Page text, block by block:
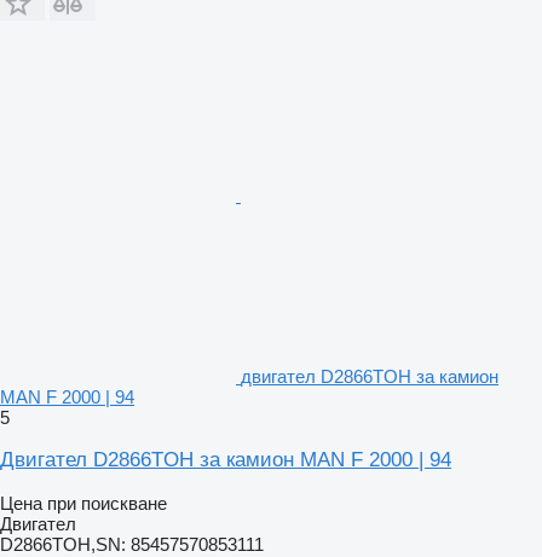
двигател D2866TOH за камион
MAN F 2000 | 94
5
Двигател D2866TOH за камион MAN F 2000 | 94
Цена при поискване
Двигател
D2866TOH,SN: 85457570853111